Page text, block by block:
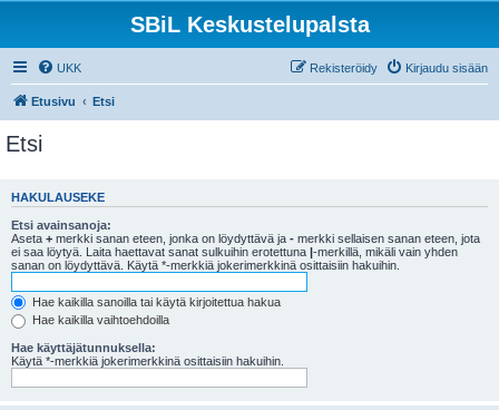
SBiL Keskustelupalsta
UKK Kirjaudu sisään
Rekisteröidy
Etusivu Etsi
Etsi
HAKULAUSEKE
Etsi avainsanoja:
Aseta + merkki sanan eteen, jonka on löydyttävä ja - merkki sellaisen sanan eteen, jota
ei saa löytyä. Laita haettavat sanat sulkuihin erotettuna |-merkillä, mikäli vain yhden
sanan on löydyttävä. Käytä *-merkkiä jokerimerkkinä osittaisiin hakuihin.
Hae kaikilla sanoilla tai käytä kirjoitettua hakua
Hae kaikilla vaihtoehdoilla
Hae käyttäjätunnuksella:
Käytä *-merkkiä jokerimerkkinä osittaisiin hakuihin.